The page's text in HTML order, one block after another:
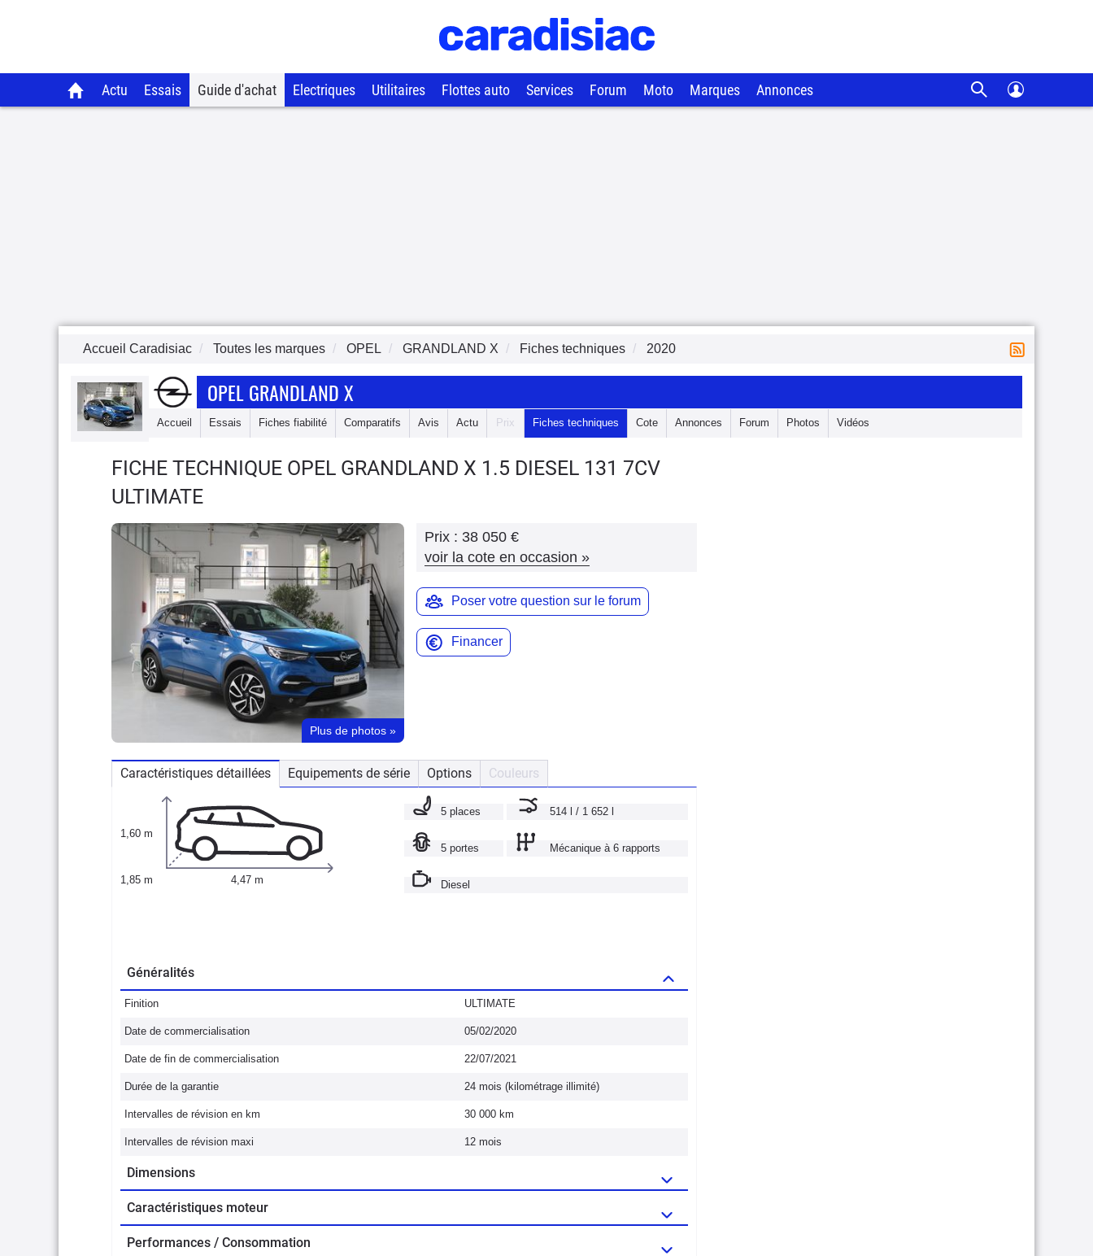
Actu Essais Guide d'achat Electriques Utilitaires Flottes auto Services Forum Moto Marques Annonces
Accueil Caradisiac Toutes les marques OPEL GRANDLAND X Fiches techniques 2020
OPEL GRANDLAND X
Accueil Essais Fiches fiabilité Comparatifs Avis Actu Prix Fiches techniques Cote Annonces Forum Photos Vidéos
FICHE TECHNIQUE OPEL GRANDLAND X 1.5 DIESEL 131 7CV
ULTIMATE
Plus de photos »
Prix : 38 050 €
voir la cote en occasion »
Poser votre question sur le forum
Financer
Caractéristiques détaillées Equipements de série Options Couleurs
1,60 m
1,85 m 4,47 m
5 places 514 l / 1 652 l
5 portes Mécanique à 6 rapports
Diesel
Généralités
Finition ULTIMATE
Date de commercialisation 05/02/2020
Date de fin de commercialisation 22/07/2021
Durée de la garantie 24 mois (kilométrage illimité)
Intervalles de révision en km 30 000 km
Intervalles de révision maxi 12 mois
Dimensions
Caractéristiques moteur
Performances / Consommation